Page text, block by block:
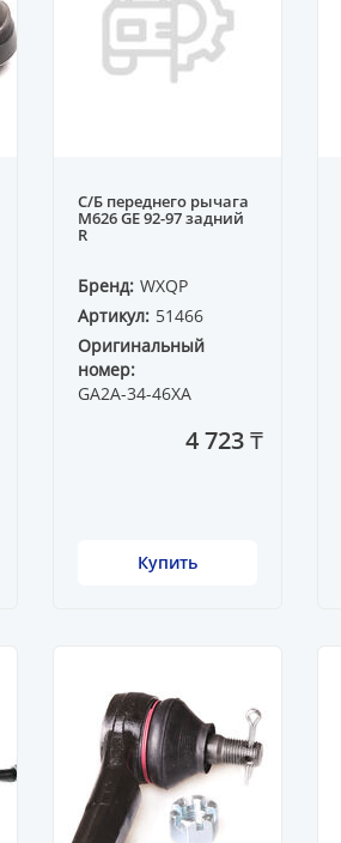
С/Б переднего рычага
M626 GE 92-97 задний
R
Бренд: WXQP
Артикул: 51466
Оригинальный
номер:
GA2A-34-46XA
4 723 ₸
Купить